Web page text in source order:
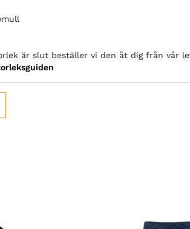
är slut beställer vi den åt dig från vår